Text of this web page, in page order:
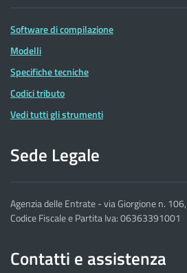
Software di compilazione
Modelli
Specifiche tecniche
Codici tributo
Vedi tutti gli strumenti
Sede Legale
Agenzia delle Entrate - via Giorgione n.
Codice Fiscale e Partita Iva: 06363391001
Contatti e assistenza